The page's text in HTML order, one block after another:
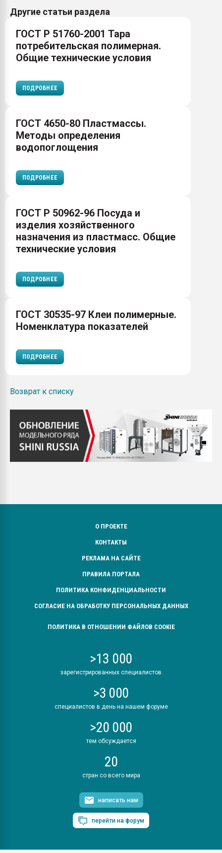
Другие статьи раздела
ГОСТ Р 51760-2001 Тара
потребительская полимерная.
Общие технические условия
ПОДРОБНЕЕ
ГОСТ 4650-80 Пластмассы.
Методы определения
водопоглощения
ПОДРОБНЕЕ
ГОСТ Р 50962-96 Посуда и
изделия хозяйственного
назначения из пластмасс. Общие
технические условия
ПОДРОБНЕЕ
ГОСТ 30535-97 Клеи полимерные.
Номенклатура показателей
ПОДРОБНЕЕ
Возврат к списку
О ПРОЕКТЕ
КОНТАКТЫ
РЕКЛАМА НА САЙТЕ
ПРАВИЛА ПОРТАЛА
ПОЛИТИКА КОНФИДЕНЦИАЛЬНОСТИ
СОГЛАСИЕ НА ОБРАБОТКУ ПЕРСОНАЛЬНЫХ ДАННЫХ
ПОЛИТИКА В ОТНОШЕНИИ ФАЙЛОВ COOKIE
>13 000
зарегистрированных специалистов
>3 000
специалистов в день на нашем форуме
>20 000
тем обсуждается
20
стран со всего мира
написать нам
перейти на форум